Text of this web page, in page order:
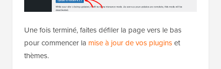
Une fois terminé, faites défiler la page vers le bas
pour commencer la mise à jour de vos pluginset
thèmes.